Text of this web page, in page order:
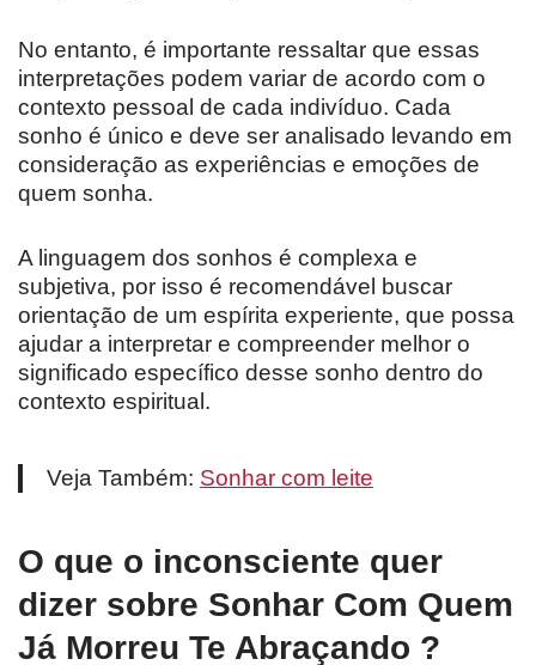
No entanto, é importante ressaltar que essas
interpretações podem variar de acordo com o
contexto pessoal de cada indivíduo. Cada
sonho é único e deve ser analisado levando em
consideração as experiências e emoções de
quem sonha.
A linguagem dos sonhos é complexa e
subjetiva, por isso é recomendável buscar
orientação de um espírita experiente, que possa
ajudar a interpretar e compreender melhor o
significado específico desse sonho dentro do
contexto espiritual.
Veja Também: Sonhar com leite
O que o inconsciente quer
dizer sobre Sonhar Com Quem
Já Morreu Te Abraçando ?